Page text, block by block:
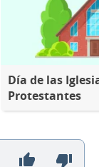
Día de las
Protestantes